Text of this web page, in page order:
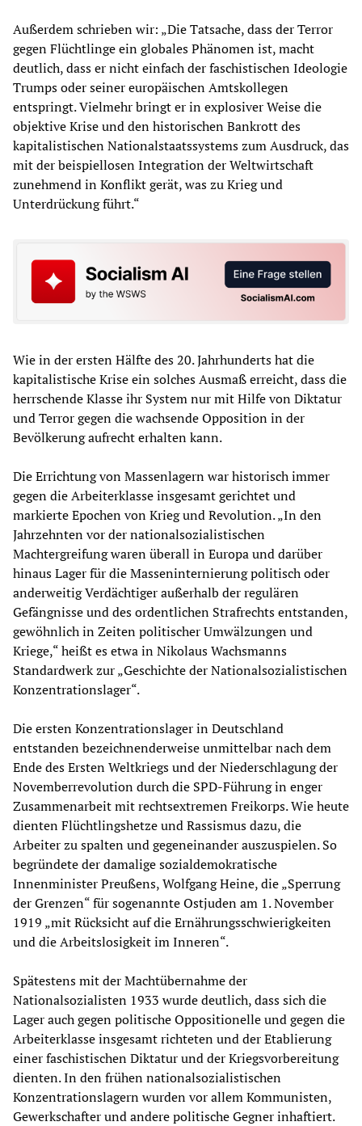
Außerdem schrieben wir: „Die Tatsache, dass der Terror
gegen Flüchtlinge ein globales Phänomen ist, macht
deutlich, dass er nicht einfach der faschistischen Ideologie
Trumps oder seiner europäischen Amtskollegen
entspringt. Vielmehr bringt er in explosiver Weise die
objektive Krise und den historischen Bankrott des
kapitalistischen Nationalstaatssystems zum Ausdruck, das
mit der beispiellosen Integration der Weltwirtschaft
zunehmend in Konflikt gerät, was zu Krieg und
Unterdrückung führt.“
Wie in der ersten Hälfte des 20. Jahrhunderts hat die
kapitalistische Krise ein solches Ausmaß erreicht, dass die
herrschende Klasse ihr System nur mit Hilfe von Diktatur
und Terror gegen die wachsende Opposition in der
Bevölkerung aufrecht erhalten kann.
Die Errichtung von Massenlagern war historisch immer
gegen die Arbeiterklasse insgesamt gerichtet und
markierte Epochen von Krieg und Revolution. „In den
Jahrzehnten vor der nationalsozialistischen
Machtergreifung waren überall in Europa und darüber
hinaus Lager für die Masseninternierung politisch oder
anderweitig Verdächtiger außerhalb der regulären
Gefängnisse und des ordentlichen Strafrechts entstanden,
gewöhnlich in Zeiten politischer Umwälzungen und
Kriege,“ heißt es etwa in Nikolaus Wachsmanns
Standardwerk zur „Geschichte der Nationalsozialistischen
Konzentrationslager“.
Die ersten Konzentrationslager in Deutschland
entstanden bezeichnenderweise unmittelbar nach dem
Ende des Ersten Weltkriegs und der Niederschlagung der
Novemberrevolution durch die SPD-Führung in enger
Zusammenarbeit mit rechtsextremen Freikorps. Wie heute
dienten Flüchtlingshetze und Rassismus dazu, die
Arbeiter zu spalten und gegeneinander auszuspielen. So
begründete der damalige sozialdemokratische
Innenminister Preußens, Wolfgang Heine, die „Sperrung
der Grenzen“ für sogenannte Ostjuden am 1. November
1919 „mit Rücksicht auf die Ernährungsschwierigkeiten
und die Arbeitslosigkeit im Inneren“.
Spätestens mit der Machtübernahme der
Nationalsozialisten 1933 wurde deutlich, dass sich die
Lager auch gegen politische Oppositionelle und gegen die
Arbeiterklasse insgesamt richteten und der Etablierung
einer faschistischen Diktatur und der Kriegsvorbereitung
dienten. In den frühen nationalsozialistischen
Konzentrationslagern wurden vor allem Kommunisten,
Gewerkschafter und andere politische Gegner inhaftiert.